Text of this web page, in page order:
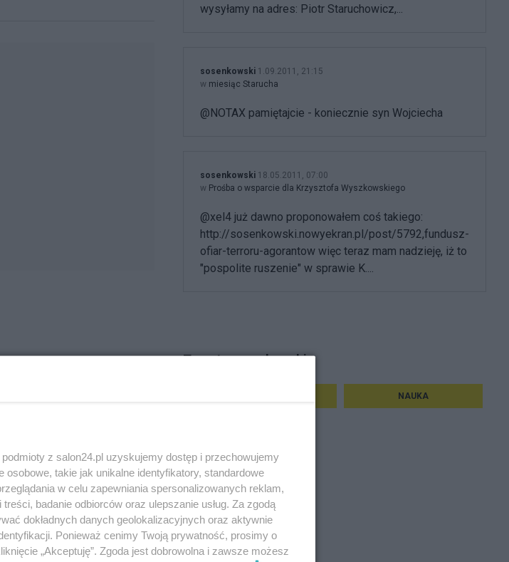
przez proroka Samuela,
który otrzymał dar widzenia.
wysyłamy na adres: Piotr Staruchowicz,...
sosenkowski 1.09.2011, 21:15
w miesiąc Starucha
@NOTAX pamiętajcie - koniecznie syn Wojciecha
sosenkowski 18.05.2011, 07:00
w Prośba o wsparcie dla Krzysztofa Wyszkowskiego
@xel4 już dawno proponowałem coś takiego:
http://sosenkowski.nowyekran.pl/post/5792,fundusz-
ofiar-terroru-agorantow więc teraz mam nadzieję, iż to
"pospolite ruszenie" w sprawie K....
Tematy sosenkowski
NAUKA
z salon24.pl uzyskujemy dostęp i przechowujemy
takie jak unikalne identyfikatory, standardowe
w celu zapewniania spersonalizowanych reklam,
badanie odbiorców oraz ulepszanie usług. Za zgodą
dokładnych danych geolokalizacyjnych oraz aktywnie
Ponieważ cenimy Twoją prywatność, prosimy o
„Akceptuję”. Zgoda jest dobrowolna i zawsze możesz